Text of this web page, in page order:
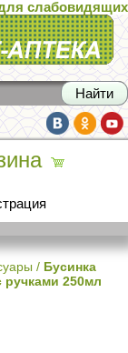
слабовидящих
/ Бусинка
ручками 250мл